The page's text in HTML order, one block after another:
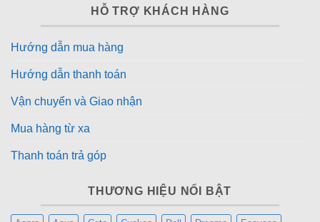
HỖ TRỢ KHÁCH HÀNG
Hướng dẫn mua hàng
Hướng dẫn thanh toán
Vận chuyển và Giao nhận
Mua hàng từ xa
Thanh toán trả góp
THƯƠNG HIỆU NỔI BẬT